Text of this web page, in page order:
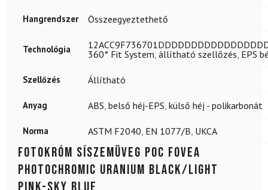
Hangrendszer Összeegyeztethető
Technológia
360° Fit System állítható szellőzés EPS
Szellőzés Állítható
Anyag ABS belső héj-EPS külső héj - polikarbonát
Norma ASTM F2040 EN 1077/B UKCA
Fotokróm síszemüveg POC Fovea
Photochromic Uranium Black/Light